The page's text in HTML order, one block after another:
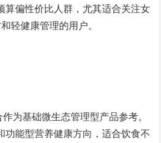
算偏性价比人群，尤其适合关注女
轻健康管理的用户。
为基础微生态管理型产品参考。
功能型营养健康方向，适合饮食不